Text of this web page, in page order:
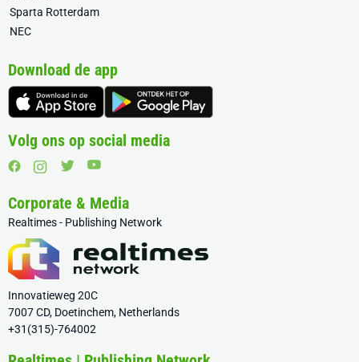
Sparta Rotterdam
NEC
Download de app
Volg ons op social media
Corporate & Media
Realtimes - Publishing Network
Innovatieweg 20C
7007 CD, Doetinchem, Netherlands
+31(315)-764002